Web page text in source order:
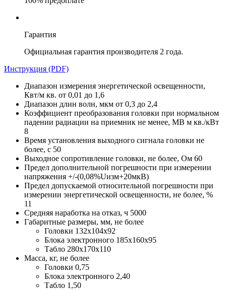
Гарантия
Официальная гарантия производителя 2 года.
Инструкция (PDF)
Диапазон измерения энергетической освещенности,
Квт/м кв. от 0,01 до 1,6
Диапазон длин волн, мкм от 0,3 до 2,4
Коэффициент преобразования головки при нормальном
падении радиации на приемник не менее, МВ м кв./кВт
8
Время установления выходного сигнала головки не
более, с 50
Выходное сопротивление головки, не более, Ом 60
Предел дополнительной погрешности при измерении
напряжения +/-(0,08%Uизм+20мкВ)
Предел допускаемой относительной погрешности при
измерении энергетической освещенности, не более, %
11
Средняя наработка на отказ, ч 5000
Габаритные размеры, мм, не более
Головки 132x104x92
Блока электронного 185x160x95
Табло 280x170x110
Масса, кг, не более
Головки 0,75
Блока электронного 2,40
Табло 1,50